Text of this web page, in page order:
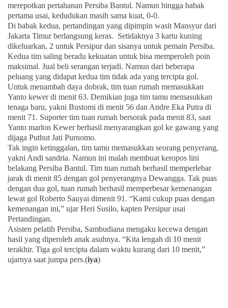
merepotkan pertahanan Persiba Bantul. Namun hingga babak
pertama usai, kedudukan masih sama kuat, 0-0.
Di babak kedua, pertandingan yang dipimpin wasit Mansyur dari
Jakarta Timur berlangsung keras. Setidaknya 3 kartu kuning
dikeluarkan, 2 untuk Persipur dan sisanya untuk pemain Persiba.
Kedua tim saling beradu kekuatan untuk bisa memperoleh poin
maksimal. Jual beli serangan terjadi. Namun dari beberapa
peluang yang didapat kedua tim tidak ada yang tercipta gol.
Untuk menambah daya dobrak, tim tuan rumah memasukkan
Yanto kewer di menit 63. Demikian juga tim tamu memasukkan
tenaga baru, yakni Bustomi di menit 56 dan Andre Eka Putra di
menit 71. Suporter tim tuan rumah bersorak pada menit 83, saat
Yanto marlon Kewer berhasil menyarangkan gol ke gawang yang
dijaga Puthut Jati Purnomo.
Tak ingin ketinggalan, tim tamu memasukkan seorang penyerang,
yakni Andi sandria. Namun ini malah membuat keropos lini
belakang Persiba Bantul. Tim tuan rumah berhasil memperlebar
jarak di menit 85 dengan gol penyerangnya Dewangga. Tak puas
dengan dua gol, tuan rumah berhasil memperbesar kemenangan
lewat gol Roberto Sauyai dimenit 91. “Kami cukup puas dengan
kemenangan ini,” ujar Heri Susilo, kapten Persipur usai
Pertandingan.
Asisten pelatih Persiba, Sambudiana mengaku kecewa dengan
hasil yang diperoleh anak asuhnya. “Kita lengah di 10 menit
terakhir. Tiga gol tercipta dalam waktu kurang dari 10 menit,”
ujarnya saat jumpa pers.(iya)